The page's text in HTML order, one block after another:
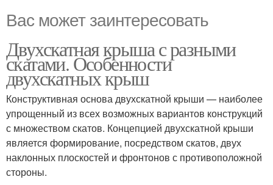
Вас может заинтересовать
Двухскатная крыша с разными
скатами. Особенности
двухскатных крыш
Конструктивная основа двухскатной крыши — наиболее
упрощенный из всех возможных вариантов конструкций
с множеством скатов. Концепцией двухскатной крыши
является формирование, посредством скатов, двух
наклонных плоскостей и фронтонов с противоположной
стороны.